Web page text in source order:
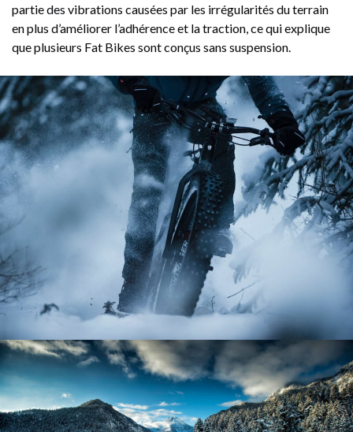
partie des vibrations causées par les irrégularités du terrain
en plus d’améliorer l’adhérence et la traction, ce qui explique
que plusieurs Fat Bikes sont conçus sans suspension.